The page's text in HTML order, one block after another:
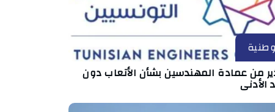
وطنية
من عمادة المهندسين بشأن الأتعاب دون
الأدنى